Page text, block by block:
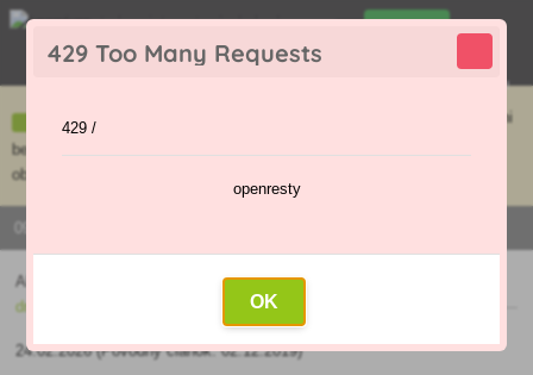
429 Too Many Requests
429 /
openresty
OK
Ceny uvedené na e-shope sa môžu líšiť od cien v kamennej predajni
bez objednávky. Tovar skladom pripravíme do 30 min na základe
objednávky. Predajňa je v sobotu zatvorená.
Menu
Aktuality
Zimný rez ovocných stromov: ako strihať jablone a ďalšie
dreviny
24.02.2026 (Pôvodný článok: 02.12.2019)